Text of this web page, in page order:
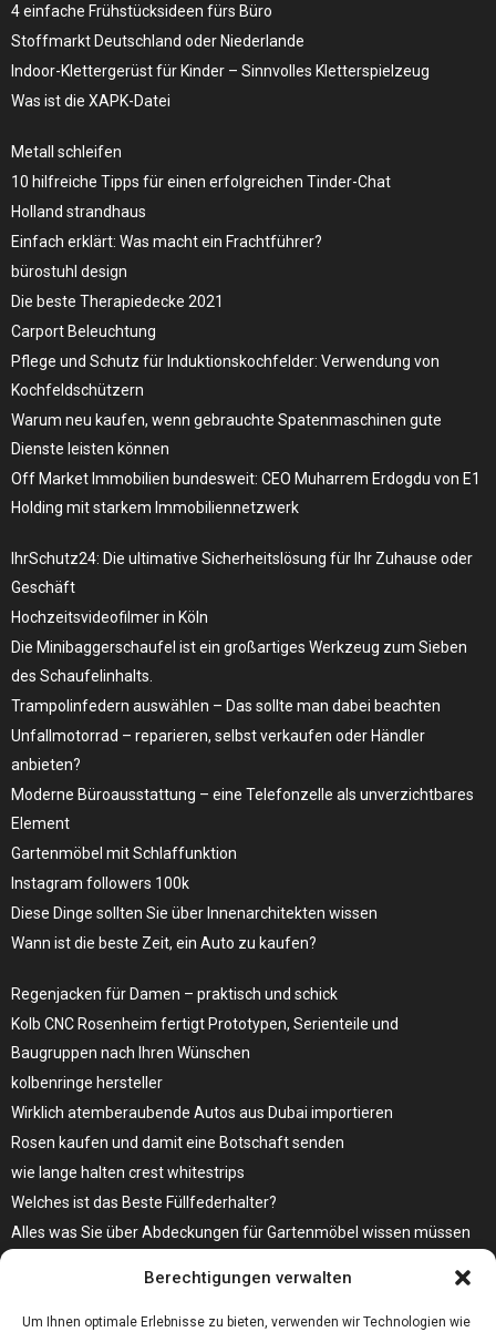
Berechtigungen verwalten
Um Ihnen optimale Erlebnisse zu bieten, verwenden wir Technologien wie
4 einfache Frühstücksideen fürs Büro
Stoffmarkt Deutschland oder Niederlande
Indoor-Klettergerüst für Kinder – Sinnvolles Kletterspielzeug
Was ist die XAPK-Datei
Metall schleifen
10 hilfreiche Tipps für einen erfolgreichen Tinder-Chat
Holland strandhaus
Einfach erklärt: Was macht ein Frachtführer?
bürostuhl design
Die beste Therapiedecke 2021
Carport Beleuchtung
Pflege und Schutz für Induktionskochfelder: Verwendung von
Kochfeldschützern
Warum neu kaufen, wenn gebrauchte Spatenmaschinen gute
Dienste leisten können
Off Market Immobilien bundesweit: CEO Muharrem Erdogdu von E1
Holding mit starkem Immobiliennetzwerk
IhrSchutz24: Die ultimative Sicherheitslösung für Ihr Zuhause oder
Geschäft
Hochzeitsvideofilmer in Köln
Die Minibaggerschaufel ist ein großartiges Werkzeug zum Sieben
des Schaufelinhalts.
Trampolinfedern auswählen – Das sollte man dabei beachten
Unfallmotorrad – reparieren, selbst verkaufen oder Händler
anbieten?
Moderne Büroausstattung – eine Telefonzelle als unverzichtbares
Element
Gartenmöbel mit Schlaffunktion
Instagram followers 100k
Diese Dinge sollten Sie über Innenarchitekten wissen
Wann ist die beste Zeit, ein Auto zu kaufen?
Regenjacken für Damen – praktisch und schick
Kolb CNC Rosenheim fertigt Prototypen, Serienteile und
Baugruppen nach Ihren Wünschen
kolbenringe hersteller
Wirklich atemberaubende Autos aus Dubai importieren
Rosen kaufen und damit eine Botschaft senden
wie lange halten crest whitestrips
Welches ist das Beste Füllfederhalter?
Alles was Sie über Abdeckungen für Gartenmöbel wissen müssen
Bare Metal Server?